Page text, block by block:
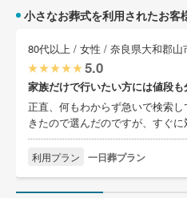
小さなお葬式を利用されたお客
80代以上 / 女性 / 奈良県大和郡山
5.0
家族だけで行いたい方には値段
正直、何もわからず急いで検索
きたので選んだのですが、すぐ
利用プラン 一日葬プラン